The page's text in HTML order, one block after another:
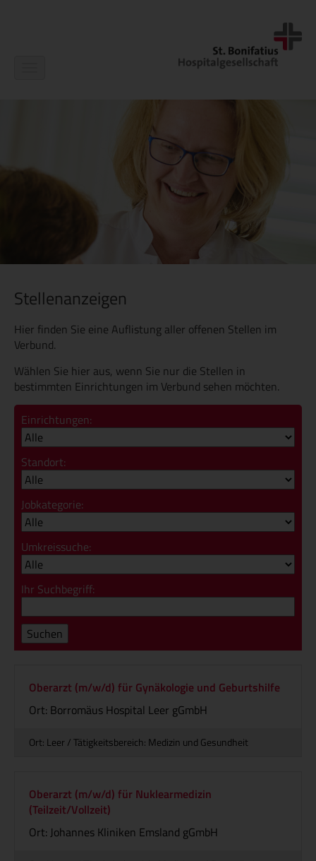
Stellenanzeigen
Hier finden Sie eine Auflistung aller offenen Stellen im
Verbund.
Wählen Sie hier aus, wenn Sie nur die Stellen in
bestimmten Einrichtungen im Verbund sehen möchten.
Einrichtungen:
Standort:
Jobkategorie:
Umkreissuche:
Ihr Suchbegriff:
Suchen
Oberarzt (m/w/d) für Gynäkologie und Geburtshilfe
Ort: Borromäus Hospital Leer gGmbH
Ort: Leer / Tätigkeitsbereich: Medizin und Gesundheit
Oberarzt (m/w/d) für Nuklearmedizin
(Teilzeit/Vollzeit)
Ort: Johannes Kliniken Emsland gGmbH